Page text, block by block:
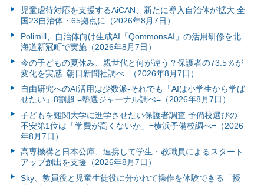
児童虐待対応を支援するAiCAN、新たに導入自治体が拡大 全
国23自治体・65拠点に（2026年8月7日）
Polimill、自治体向け生成AI「QommonsAI」の活用研修を北
海道新冠町で実施（2026年8月7日）
今の子どもの夏休み、親世代と何が違う？保護者の73.5％が
変化を実感=朝日新聞社調べ=（2026年8月7日）
自由研究へのAI活用は少数派-それでも「AIは小学生から学ば
せたい」8割超 =塾選ジャーナル調べ=（2026年8月7日）
子どもを難関大学に進学させたい保護者調査 予備校選びの
不安第1位は「学費が高くないか」=横浜予備校調べ=（2026
年8月7日）
高専機構と日本公庫、連携して学生・教職員によるスタート
アップ創出を支援（2026年8月7日）
Sky、教員役と児童生徒役に分かれて操作を体験できる「授